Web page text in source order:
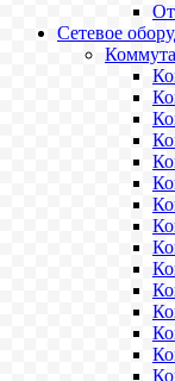
Сетевое